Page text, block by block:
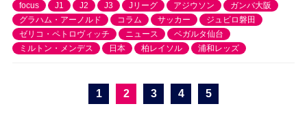
focus J1 J2 J3 Jリーグ アジウソン
ガンバ大阪
グラハム・アーノルド
コラム サッカー
ジュビロ磐田
ゼリコ・ペトロヴィッチ
ニュース
ベガルタ仙台
ミルトン・メンデス
日本 柏レイソル 浦和レッズ
1 2 3 4 5